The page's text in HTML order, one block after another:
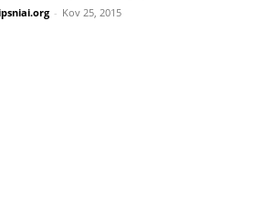
- Kov 25, 2015